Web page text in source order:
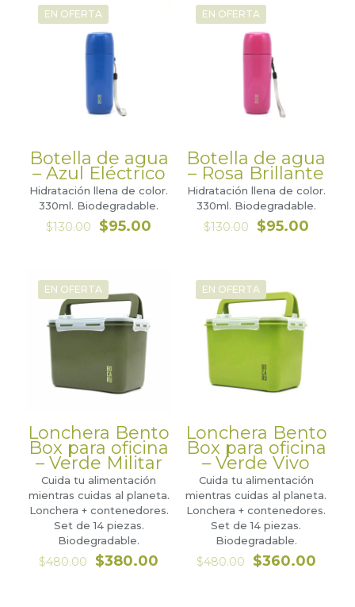
EN OFERTA
Botella de agua
– Azul Eléctrico
Hidratación llena de color.
330ml. Biodegradable.
$130.00
El
$130.00.
$95.00
$95.00.
EN OFERTA
Botella de agua
– Rosa Brillante
Hidratación llena de color.
330ml. Biodegradable.
$130.00
El
$130.00.
$95.00El
EN OFERTA
Lonchera Bento
Box para oficina
– Verde Militar
Cuida tu alimentación
mientras cuidas al planeta.
Lonchera + contenedores.
Set de 14 piezas.
Biodegradable.
$480.00
El
$380.00
EN OFERTA
Lonchera Bento
Box para oficina
– Verde Vivo
Cuida tu alimentación
mientras cuidas al planeta.
Lonchera + contenedores.
Set de 14 piezas.
Biodegradable.
$480.00
El
$360.00El